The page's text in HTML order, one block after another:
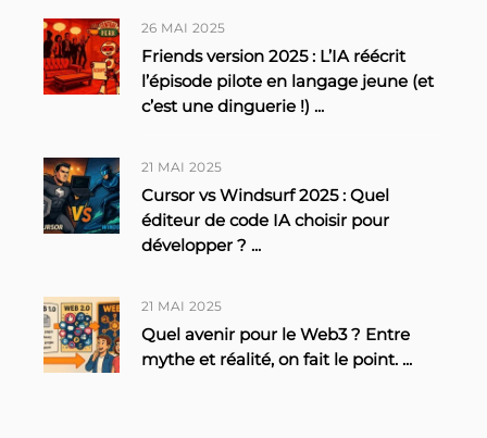
26 MAI 2025
Friends version 2025 : L’IA réécrit
l’épisode pilote en langage jeune (et
c’est une dinguerie !) ...
21 MAI 2025
Cursor vs Windsurf 2025 : Quel
éditeur de code IA choisir pour
développer ? ...
21 MAI 2025
Quel avenir pour le Web3 ? Entre
mythe et réalité, on fait le point. ...